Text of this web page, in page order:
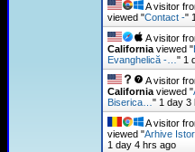
A visitor
viewed "Contact -"
A visitor
Californiaviewed "
Evanghelică -… " 1
A visitor
Californiaviewed "
Biserica… " 1 day 3
A visitor
viewed "Arhive
1 day 4 hrs ago